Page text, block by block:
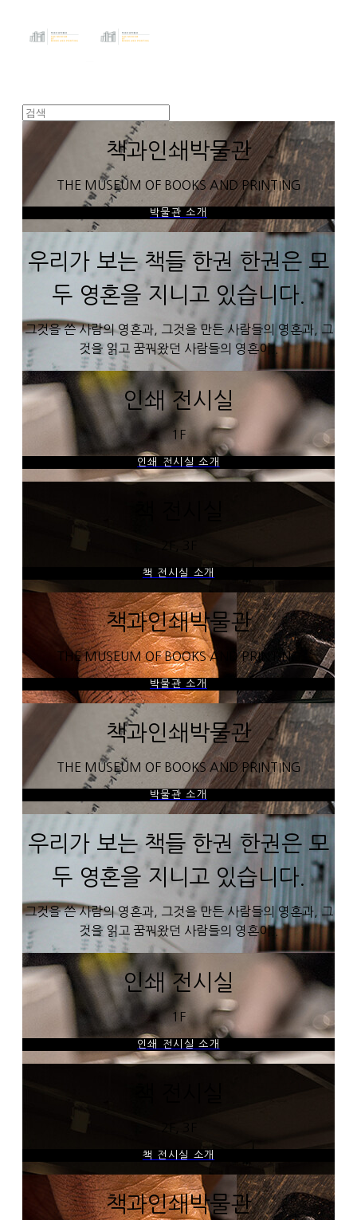
책과인쇄박물관
THE MUSEUM OF BOOKS AND PRINTING
박물관 소개
우리가 보는 책들 한권 한권은 모
두 영혼을 지니고 있습니다.
그것을 쓴 사람의 영혼과, 그것을 만든 사람들의 영혼과, 그
것을 읽고 꿈꿔왔던 사람들의 영혼이..
인쇄 전시실
1F
인쇄 전시실 소개
책 전시실 소개
책과인쇄박물관
THE MUSEUM OF BOOKS AND PRINTING
박물관 소개
책과인쇄박물관
THE MUSEUM OF BOOKS AND PRINTING
박물관 소개
우리가 보는 책들 한권 한권은 모
두 영혼을 지니고 있습니다.
그것을 쓴 사람의 영혼과, 그것을 만든 사람들의 영혼과, 그
것을 읽고 꿈꿔왔던 사람들의 영혼이..
인쇄 전시실
1F
인쇄 전시실 소개
책 전시실 소개
책과인쇄박물관